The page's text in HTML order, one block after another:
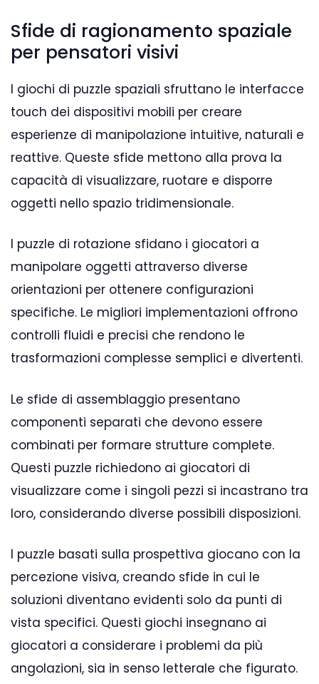
Sfide di ragionamento spaziale
per pensatori visivi
I giochi di puzzle spaziali sfruttano le interfacce
touch dei dispositivi mobili per creare
esperienze di manipolazione intuitive, naturali e
reattive. Queste sfide mettono alla prova la
capacità di visualizzare, ruotare e disporre
oggetti nello spazio tridimensionale.
I puzzle di rotazione sfidano i giocatori a
manipolare oggetti attraverso diverse
orientazioni per ottenere configurazioni
specifiche. Le migliori implementazioni offrono
controlli fluidi e precisi che rendono le
trasformazioni complesse semplici e divertenti.
Le sfide di assemblaggio presentano
componenti separati che devono essere
combinati per formare strutture complete.
Questi puzzle richiedono ai giocatori di
visualizzare come i singoli pezzi si incastrano tra
loro, considerando diverse possibili disposizioni.
I puzzle basati sulla prospettiva giocano con la
percezione visiva, creando sfide in cui le
soluzioni diventano evidenti solo da punti di
vista specifici. Questi giochi insegnano ai
giocatori a considerare i problemi da più
angolazioni, sia in senso letterale che figurato.